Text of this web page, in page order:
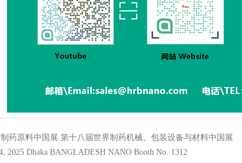
药原料中国展 第十八届世界制药机械、包装设备与材料中国展
2025 Dhaka BANGLADESH NANO Booth No. 1312